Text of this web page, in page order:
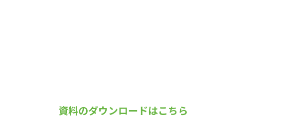
資料のダウンロードはこちら